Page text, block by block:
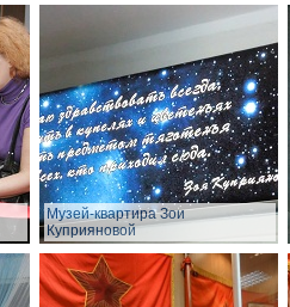
Музей-квартира Зои
Куприяновой